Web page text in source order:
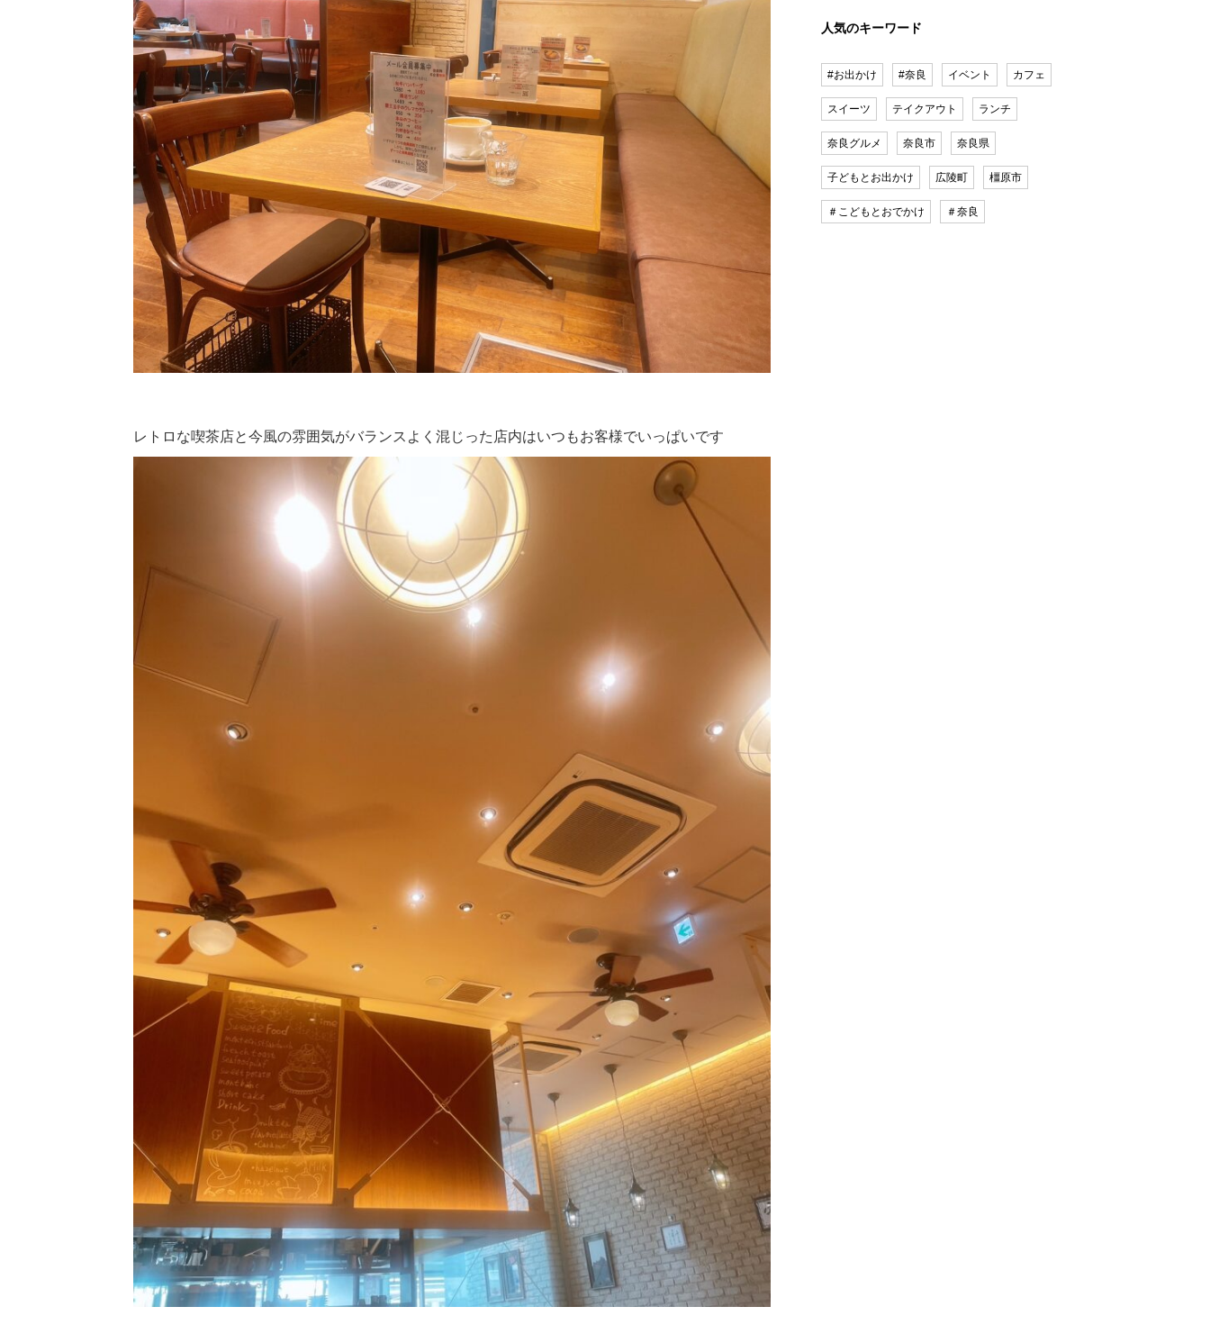
レトロな喫茶店と今風の雰囲気がバランスよく混じった店内はいつもお客様でいっぱいです
人気のキーワード
#お出かけ #奈良 イベント カフェ
スイーツ テイクアウト ランチ
奈良グルメ 奈良市 奈良県
子どもとお出かけ 広陵町 橿原市
＃こどもとおでかけ ＃奈良